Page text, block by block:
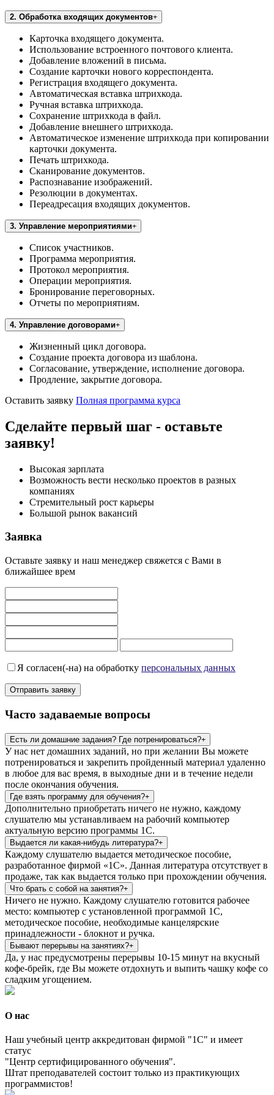
2. Обработка входящих документов
Карточка входящего документа.
Использование встроенного почтового клиента.
Добавление вложений в письма.
Создание карточки нового корреспондента.
Регистрация входящего документа.
Автоматическая вставка штрихкода.
Ручная вставка штрихкода.
Сохранение штрихкода в файл.
Добавление внешнего штрихкода.
Автоматическое изменение штрихкода при копировании
карточки документа.
Печать штрихкода.
Сканирование документов.
Распознавание изображений.
Резолюции в документах.
Переадресация входящих документов.
3. Управление мероприятиями
Список участников.
Программа мероприятия.
Протокол мероприятия.
Операции мероприятия.
Бронирование переговорных.
Отчеты по мероприятиям.
4. Управление договорами
Жизненный цикл договора.
Создание проекта договора из шаблона.
Согласование, утверждение, исполнение договора.
Продление, закрытие договора.
Оставить заявку Полная программа курса
Сделайте первый шаг - оставьте
заявку!
Высокая зарплата
Возможность вести несколько проектов в разных
компаниях
Стремительный рост карьеры
Большой рынок вакансий
Заявка
Оставьте заявку и наш менеджер свяжется с Вами в
ближайшее врем
Я согласен(-на) на обработку персональных данных
Часто задаваемые вопросы
Есть ли домашние задания? Где потренироваться?
У нас нет домашних заданий, но при желании Вы можете
потренироваться и закрепить пройденный материал удаленно
в любое для вас время, в выходные дни и в течение недели
после окончания обучения.
Где взять программу для обучения?
Дополнительно приобретать ничего не нужно, каждому
слушателю мы устанавливаем на рабочий компьютер
актуальную версию программы 1С.
Выдается ли какая-нибудь литература?
Каждому слушателю выдается методическое пособие,
разработанное фирмой «1С». Данная литература отсутствует в
продаже, так как выдается только при прохождении обучения.
Что брать с собой на занятия?
Ничего не нужно. Каждому слушателю готовится рабочее
место: компьютер с установленной программой 1С,
методическое пособие, необходимые канцелярские
принадлежности - блокнот и ручка.
Бывают перерывы на занятиях?
Да, у нас предусмотрены перерывы 10-15 минут на вкусный
кофе-брейк, где Вы можете отдохнуть и выпить чашку кофе со
сладким угощением.
О нас
Наш учебный центр аккредитован фирмой "1С" и имеет
статус
"Центр сертифицированного обучения".
Штат преподавателей состоит только из практикующих
программистов!